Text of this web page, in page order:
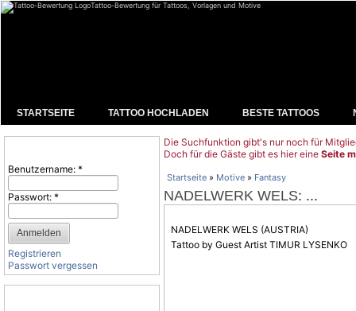
Tattoo-Bewertung für Tattoos, Vorlagen und Motive
STARTSEITE TATTOO HOCHLADEN BESTE TATTOOS
Benutzername: *
Passwort: *
Registrieren
Passwort vergessen
Die Suchfunktion gibt's nur noch für
Doch für die Gäste gibt es hier eine Seite
Startseite » Motive » Fantasy
NADELWERK WELS: ...
NADELWERK WELS (AUSTRIA)
Tattoo by Guest Artist TIMUR LYSENKO